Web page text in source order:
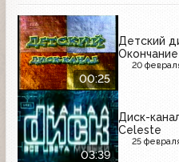
00:25
Детский
20
03:39
Диск-
Celeste
25